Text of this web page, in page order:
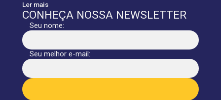
Ler mais
CONHEÇA NOSSA NEWSLETTER
Seu nome:
Seu melhor e-mail: